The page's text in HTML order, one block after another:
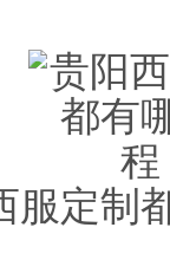
服定制